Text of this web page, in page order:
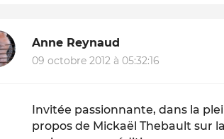
Anne Reynaud
09 octobre 2012 à 05:32:16
Invitée passionnante, dans la
propos de Mickaël Thebault sur